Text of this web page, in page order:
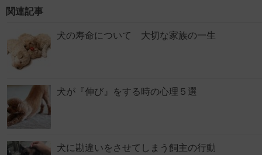
関連記事
犬の寿命について 大切な家族の一生
犬が『伸び』をする時の心理５選
犬に勘違いをさせてしまう飼主の行動